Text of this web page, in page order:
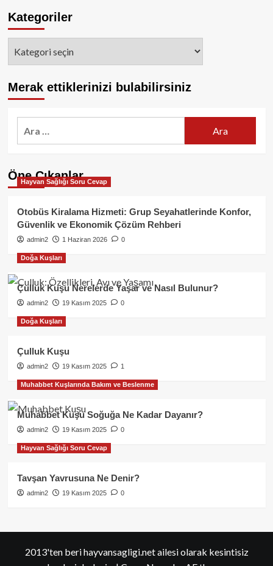
Kategoriler
Merak ettiklerinizi bulabilirsiniz
Öne Çıkanlar
Hayvan Sağlığı Soru Cevap
Otobüs Kiralama Hizmeti: Grup Seyahatlerinde Konfor,
Güvenlik ve Ekonomik Çözüm Rehberi
admin2 1 Haziran 2026 0
Doğa Kuşları
Çulluk Kuşu Nerelerde Yaşar ve Nasıl Bulunur?
admin2 19 Kasım 2025 0
Doğa Kuşları
Çulluk Kuşu
admin2 19 Kasım 2025 1
Muhabbet Kuşlarında Bakım ve Beslenme
Muhabbet Kuşu Soğuğa Ne Kadar Dayanır?
admin2 19 Kasım 2025 0
Hayvan Sağlığı Soru Cevap
Tavşan Yavrusuna Ne Denir?
admin2 19 Kasım 2025 0
2013'ten beri hayvansagligi.net ailesi olarak kesintisiz